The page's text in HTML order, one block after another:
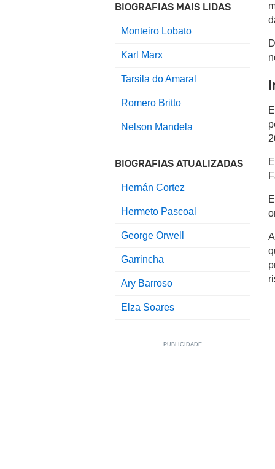
BIOGRAFIAS MAIS LIDAS
Monteiro Lobato
Karl Marx
Tarsila do Amaral
Romero Britto
Nelson Mandela
BIOGRAFIAS ATUALIZADAS
Hernán Cortez
Hermeto Pascoal
George Orwell
Garrincha
Ary Barroso
Elza Soares